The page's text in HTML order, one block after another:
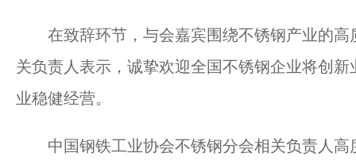
在致辞环节，与会嘉宾围绕不锈钢产业的高
关负责人表示，诚挚欢迎全国不锈钢企业将创
业稳健经营。
中国钢铁工业协会不锈钢分会相关负责人高